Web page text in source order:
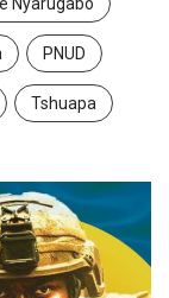
Nyarugabo
PNUD
Tshuapa